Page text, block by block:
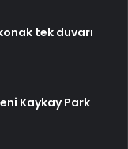
tek duvarı
Kaykay Park